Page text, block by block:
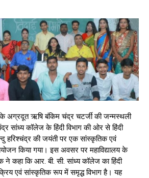
अग्रदूत ऋषि बंकिम चंद्र चटर्जी की जन्मस्थली
सांध्य कॉलेज के हिंदी विभाग की ओर से हिंदी
हरिश्चंद्र की जयंती पर एक सांस्कृतिक एवं
किया गया। इस अवसर पर महाविद्यालय के
ने कहा कि आर. बी. सी. सांध्य कॉलेज का हिंदी
एवं सांस्कृतिक रूप में समृद्ध विभाग है। यह